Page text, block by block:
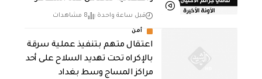
قبل ساعة واحدة 8 مشاهدات
أمن
اعتقال متهم بتنفيذ عملية سرقة
بالإكراه تحت تهديد السلاح على أحد
مراكز المساج وسط بغداد